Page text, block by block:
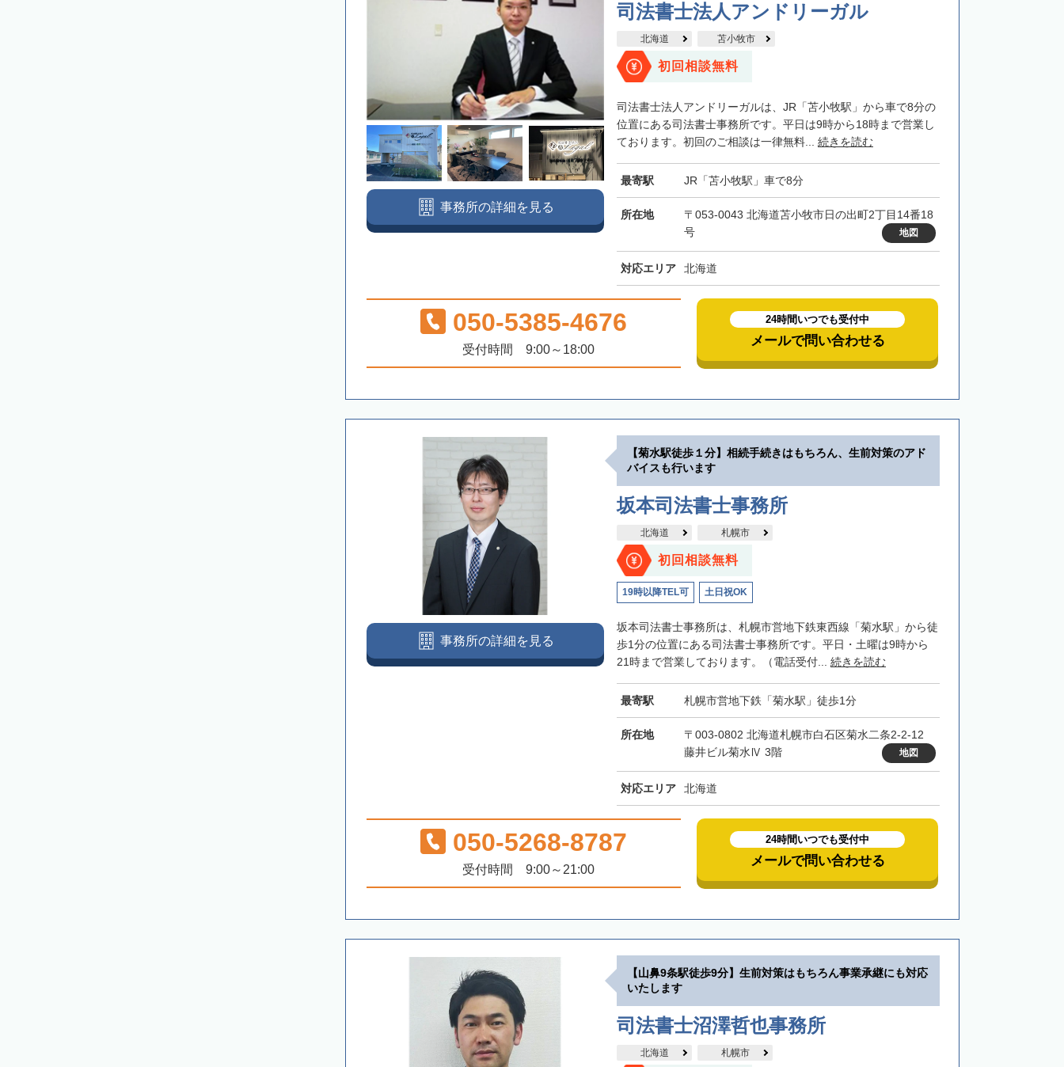
司法書士法人アンドリーガル
北海道 苫小牧市
初回相談無料
司法書士法人アンドリーガルは、JR「苫小牧駅」から車で8分の
位置にある司法書士事務所です。平日は9時から18時まで営業し
ております。初回のご相談は一律無料... 続きを読む
最寄駅 JR「苫小牧駅」車で8分
所在地
〒053-0043 北海道苫小牧市日の出町2丁目14番18
号
地図
対応エリア 北海道
事務所の詳細を見る
050-5385-4676
受付時間 9:00～18:00
24時間いつでも受付中
メールで問い合わせる
【菊水駅徒歩１分】相続手続きはもちろん、生前対策のアド
バイスも行います
坂本司法書士事務所
北海道 札幌市
初回相談無料
19時以降TEL可 土日祝OK
坂本司法書士事務所は、札幌市営地下鉄東西線「菊水駅」から徒
歩1分の位置にある司法書士事務所です。平日・土曜は9時から
21時まで営業しております。（電話受付... 続きを読む
最寄駅 札幌市営地下鉄「菊水駅」徒歩1分
所在地
〒003-0802 北海道札幌市白石区菊水二条2-2-12
藤井ビル菊水Ⅳ 3階
地図
対応エリア 北海道
事務所の詳細を見る
050-5268-8787
受付時間 9:00～21:00
24時間いつでも受付中
メールで問い合わせる
【山鼻9条駅徒歩9分】生前対策はもちろん事業承継にも対応
いたします
司法書士沼澤哲也事務所
北海道 札幌市